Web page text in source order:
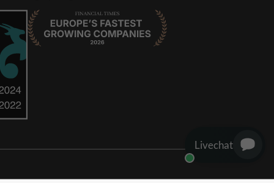
Livechat